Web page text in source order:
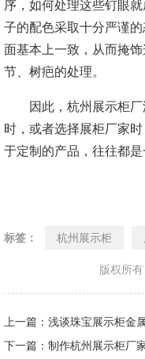
序，如何处理这些钉眼
子的配色采取十分严谨
面基本上一致，从而掩
节、树疤的处理。
因此，杭州展示柜厂
时，或者选择展柜厂家
于定制的产品，往往都是
标签： 杭州展示柜
版权所有
上一篇：浅谈珠宝展示柜金
下一篇：制作杭州展示柜厂